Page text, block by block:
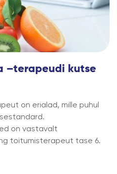
–terapeudi kutse
on erialad, mille puhul
on vastavalt
toitumisterapeut tase 6.